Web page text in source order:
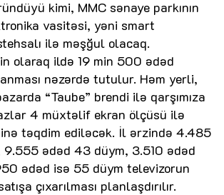
kimi, MMC sənaye parkının
vasitəsi, yəni smart
ilə məşğul olacaq.
olaraq ildə 19 min 500 ədəd
nəzərdə tutulur. Həm yerli,
“Taube” brendi ilə qarşımıza
4 müxtəlif ekran ölçüsü ilə
təqdim ediləcək. İl ərzində 4.485
9.555 ədəd 43 düym, 3.510 ədəd
ədəd isə 55 düym televizorun
çıxarılması planlaşdırılır.